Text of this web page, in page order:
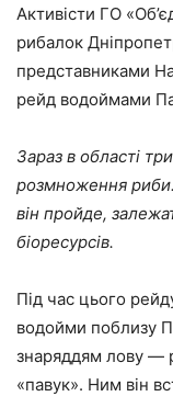
Активісти ГО
рибалок
представниками
рейд водоймами
Зараз в області
розмноження риби.
він пройде,
біоресурсів.
Під час цього
водойми поблизу
знаряддям лову ―
«павук». Ним він